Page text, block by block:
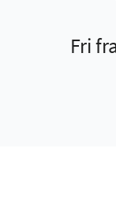
Fri